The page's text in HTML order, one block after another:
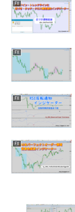
FX
FX
FX
FX